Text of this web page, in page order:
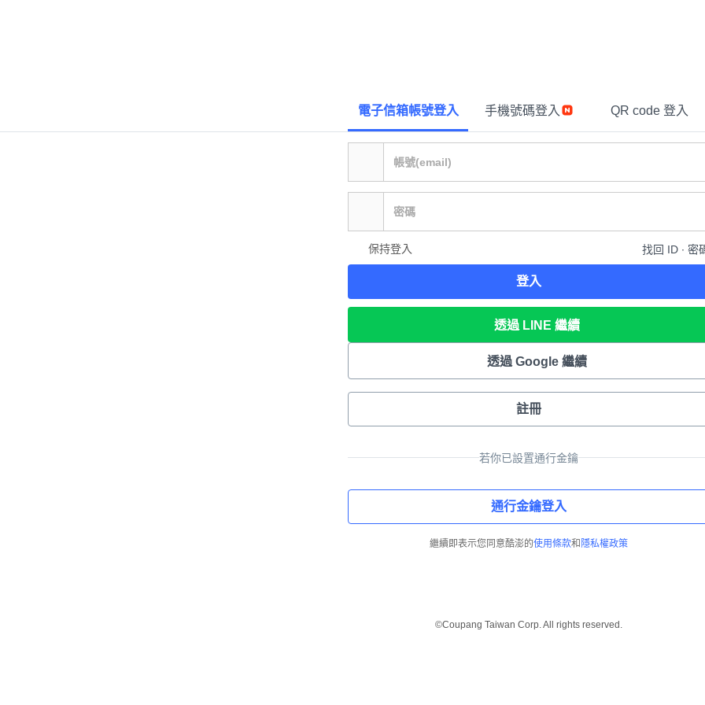
電子信箱帳號登入 手機號碼登入 QR code 登入
保持登入 找回 ID ∙ 密
登入
透過 LINE 繼續
透過 Google 繼續
註冊
若你已設置通行金鑰
通行金鑰登入
繼續即表示您同意酷澎的使用條款和 隱私權政策
©Coupang Taiwan Corp. All rights reserved.